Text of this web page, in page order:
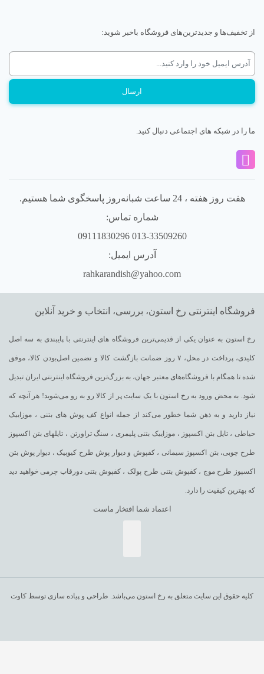
از تخفیف‌ها و جدیدترین‌های فروشگاه باخبر شوید:
ما را در شبکه های اجتماعی دنبال کنید.
هفت روز هفته ، 24 ساعت شبانه‌روز پاسخگوی شما هستیم.
شماره تماس:
013-33509260 09111830296
آدرس ایمیل:
rahkarandish@yahoo.com
فروشگاه اینترنتی رخ استون، بررسی، انتخاب و خرید آنلاین
رخ استون به عنوان یکی از قدیمی‌ترین فروشگاه های اینترنتی با پایبندی به سه اصل
کلیدی، پرداخت در محل، ۷ روز ضمانت بازگشت کالا و تضمین اصل‌بودن کالا، موفق
شده تا همگام با فروشگاه‌های معتبر جهان، به بزرگ‌ترین فروشگاه اینترنتی ایران تبدیل
شود. به محض ورود به رخ استون با یک سایت پر از کالا رو به رو می‌شوید! هر آنچه که
نیاز دارید و به ذهن شما خطور می‌کند از جمله انواع کف پوش های بتنی ، موزاییک
حیاطی ، تایل بتن اکسپوز ، موزاییک بتنی پلیمری ، سنگ تراورتن ، تایلهای بتن اکسپوز
طرح چوبی، بتن اکسپوز سیمانی ، کفپوش و دیوار پوش طرح کیوبیک ، دیوار پوش بتن
اکسپوز طرح موج ، کفپوش بتنی طرح پولک ، کفپوش بتنی دورقاب چرمی خواهید دید
که بهترین کیفیت را دارد.
اعتماد شما افتخار ماست
کلیه حقوق این سایت متعلق به رخ استون می‌باشد. طراحی و پیاده سازی توسط کاوت